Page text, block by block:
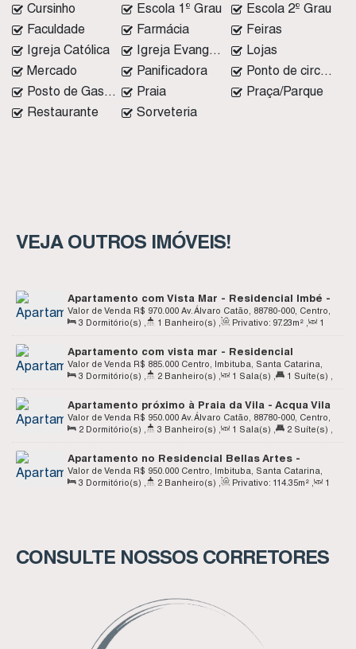
Cursinho
Escola 1º Grau
Escola 2º Grau
Faculdade
Farmácia
Feiras
Igreja Católica
Igreja Evangélica
Lojas
Mercado
Panificadora
Ponto de circular
Posto de Gasolina
Praia
Praça/Parque
Restaurante
Sorveteria
VEJA OUTROS IMÓVEIS!
Apartamento com Vista Mar - Residencial Imbé -
Centro - Imbituba Sc
R$ 970.000
Valor de Venda
Av. Álvaro Catão, 88780-000, Centro,
Imbituba, Santa Catarina, Brasil
3 Dormitório(s) 1 Banheiro(s) Privativo: 97.23m²
1
Apartamento com vista mar - Residencial
Rebecca - Centro - Imbituba SC
R$ 885.000
Valor de Venda
Centro, Imbituba, Santa Catarina,
Brasil
3 Dormitório(s) 2 Banheiro(s) 1 Sala(s) 1 Suíte(s)
Apartamento próximo à Praia da Vila - Acqua Vila
Home Club - Apto A713 - Centro - Imbituba SC
R$ 950.000
Valor de Venda
Av. Álvaro Catão, 88780-000, Centro,
Imbituba, Santa Catarina, Brasil
2 Dormitório(s) 3 Banheiro(s) 1 Sala(s) 2 Suíte(s)
Apartamento no Residencial Bellas Artes -
Centro - Imbituba SC
R$ 950.000
Valor de Venda
Centro, Imbituba, Santa Catarina,
Brasil
3 Dormitório(s) 2 Banheiro(s) Privativo: 114 .35m²
1
CONSULTE NOSSOS CORRETORES